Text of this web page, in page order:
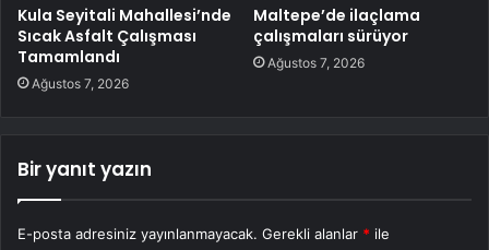
Kula Seyitali Mahallesi’nde
Sıcak Asfalt Çalışması
Tamamlandı
Ağustos 7, 2026
Maltepe’de ilaçlama
çalışmaları sürüyor
Ağustos 7, 2026
Bir yanıt yazın
E-posta adresiniz yayınlanmayacak. Gerekli alanlar * ile